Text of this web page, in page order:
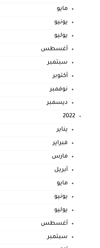
مايو
يونيو
يوليو
أغسطس
سبتمبر
أكتوبر
نوفمبر
ديسمبر
2022
يناير
فبراير
مارس
أبريل
مايو
يونيو
يوليو
أغسطس
سبتمبر